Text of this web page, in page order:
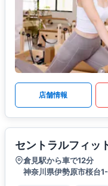
店舗情報
セントラルフィッ
倉見駅から車で12分
神奈川県伊勢原市桜台